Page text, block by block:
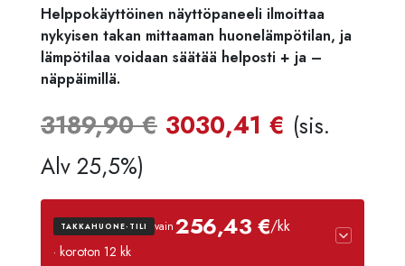
Helppokäyttöinen näyttöpaneeli ilmoittaa
nykyisen takan mittaaman huonelämpötilan, ja
lämpötilaa voidaan säätää helposti + ja –
näppäimillä.
3189,90€ Alkuperäinen
oli:
3189,90 €.
3030,41 €
on:
(sis.
Alv 25,5%)
TAKKAHUONE-TILI vain256,43 €/kk
· koroton 12 kk